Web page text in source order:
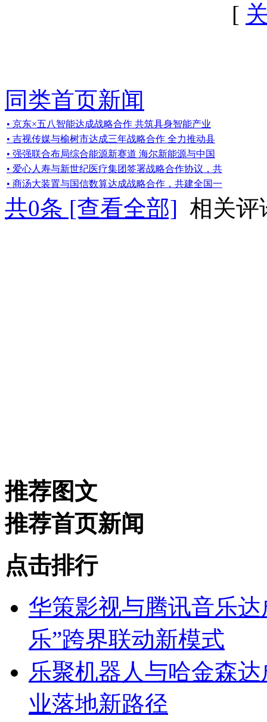
[
同类首页新闻
• 京东×五八智能达成战略合作 共筑具身智能产业
• 吉视传媒与榆树市达成三年战略合作 全力推动县
• 强强联合布局综合能源新赛道 海尔新能源与中国
• 爱心人寿与新世纪医疗集团签署战略合作协议，共
• 商汤大装置与国信数算达成战略合作，共建全国一
共0条 [查看全部] 相关评
推荐图文
推荐首页新闻
点击排行
华策影视与腾讯音乐
乐”跨界联动新模式
乐聚机器人与哈金森
业落地新路径